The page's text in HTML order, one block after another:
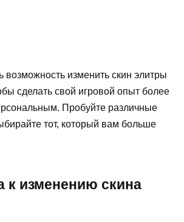
возможность изменить скин элитры
сделать свой игровой опыт более
Пробуйте различные
тот, который вам больше
к изменению скина